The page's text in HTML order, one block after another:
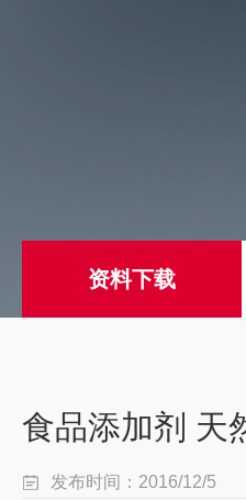
资料下载
食品添加剂 天
发布时间：2016/12/5